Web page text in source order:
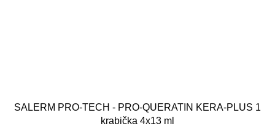
SALERM PRO-TECH - PRO-QUERATIN KERA-PLUS 1
krabička 4x13 ml